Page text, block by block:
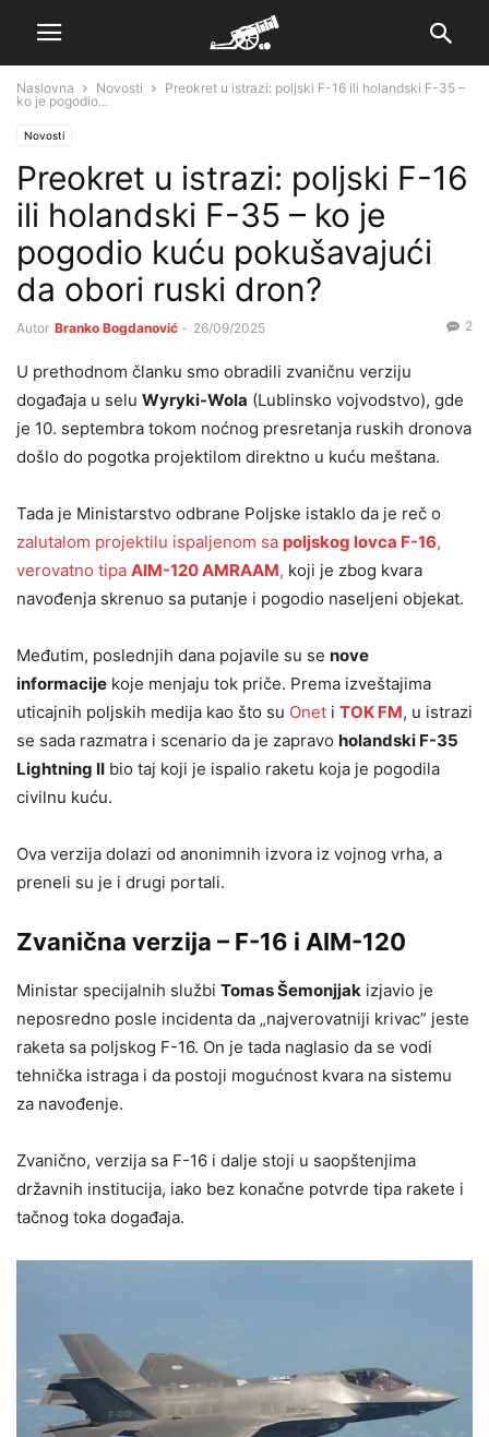
Naslovna Novosti
Preokret u istrazi: poljski F-16 ili holandski F-35 –
ko je pogodio...
Novosti
Preokret u istrazi: poljski F-16
ili holandski F-35 – ko je
pogodio kuću pokušavajući
da obori ruski dron?
Autor Branko Bogdanović - 26/09/2025 2
U prethodnom članku smo obradili zvaničnu verziju
događaja u selu Wyryki-Wola (Lublinsko vojvodstvo), gde
je 10. septembra tokom noćnog presretanja ruskih dronova
došlo do pogotka projektilom direktno u kuću meštana.
Tada je Ministarstvo odbrane Poljske istaklo da je reč o
zalutalom projektilu ispaljenom sa poljskog lovca F-16,
verovatno tipa AIM-120 AMRAAM, koji je zbog kvara
navođenja skrenuo sa putanje i pogodio naseljeni objekat.
Međutim, poslednjih dana pojavile su se nove
informacije koje menjaju tok priče. Prema izveštajima
uticajnih poljskih medija kao što su Onet i TOK FM, u istrazi
se sada razmatra i scenario da je zapravo holandski F-35
Lightning II bio taj koji je ispalio raketu koja je pogodila
civilnu kuću.
Ova verzija dolazi od anonimnih izvora iz vojnog vrha, a
preneli su je i drugi portali.
Zvanična verzija – F-16 i AIM-120
Ministar specijalnih službi Tomas Šemonjjak izjavio je
neposredno posle incidenta da „najverovatniji krivac” jeste
raketa sa poljskog F-16. On je tada naglasio da se vodi
tehnička istraga i da postoji mogućnost kvara na sistemu
za navođenje.
Zvanično, verzija sa F-16 i dalje stoji u saopštenjima
državnih institucija, iako bez konačne potvrde tipa rakete i
tačnog toka događaja.